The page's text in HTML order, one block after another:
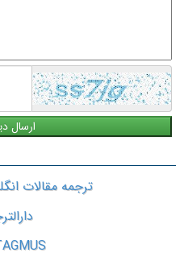
ترجمه مقالات